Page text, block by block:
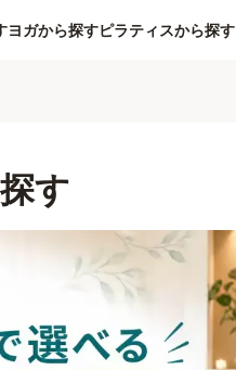
ヨガから探すピラティスから探す
す